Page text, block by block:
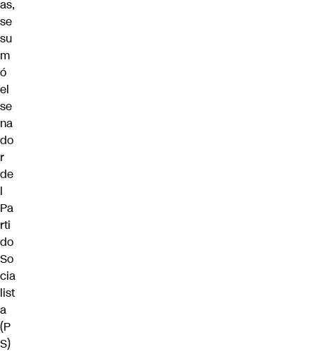
as,
se
su
m
ó
el
se
na
do
r
de
l
Pa
rti
do
So
cia
list
a
(P
S)